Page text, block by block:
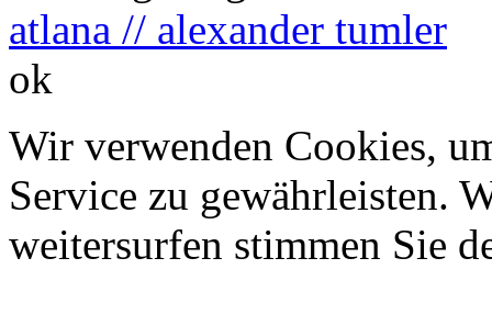
atlana // alexander tumler
ok
Wir verwenden Cookies,
Service zu gewährleisten.
weitersurfen stimmen Sie